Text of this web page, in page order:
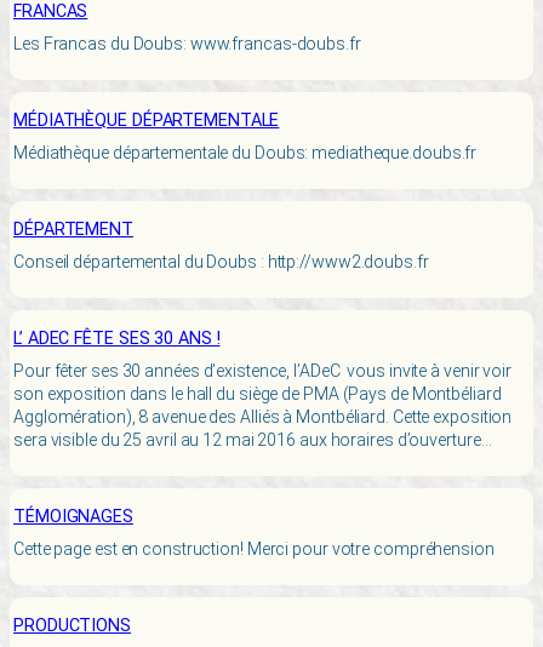
FRANCAS
Les Francas du Doubs: www.francas-doubs.fr
MÉDIATHÈQUE DÉPARTEMENTALE
Médiathèque départementale du Doubs: mediatheque.doubs.fr
DÉPARTEMENT
Conseil départemental du Doubs : http://www2.doubs.fr
L’ ADEC FÊTE SES 30 ANS !
Pour fêter ses 30 années d’existence, l’ADeC vous invite à venir voir
son exposition dans le hall du siège de PMA (Pays de Montbéliard
Agglomération), 8 avenue des Alliés à Montbéliard. Cette exposition
sera visible du 25 avril au 12 mai 2016 aux horaires d’ouverture…
TÉMOIGNAGES
Cette page est en construction! Merci pour votre compréhension
PRODUCTIONS